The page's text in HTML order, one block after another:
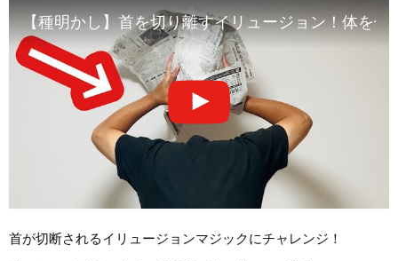
【種明かし】首を切り離すイリュージョン！体を
首が切断されるイリュージョンマジックにチャレンジ！